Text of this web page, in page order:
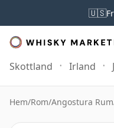
🇺🇸
Skottland Irland
Hem/Rom/Angostura Rum